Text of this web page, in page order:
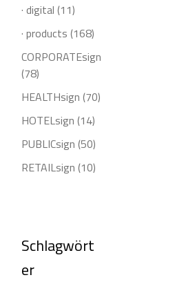
· digital (11)
· products (168)
CORPORATEsign
(78)
HEALTHsign (70)
HOTELsign (14)
PUBLICsign (50)
RETAILsign (10)
Schlagwört
er